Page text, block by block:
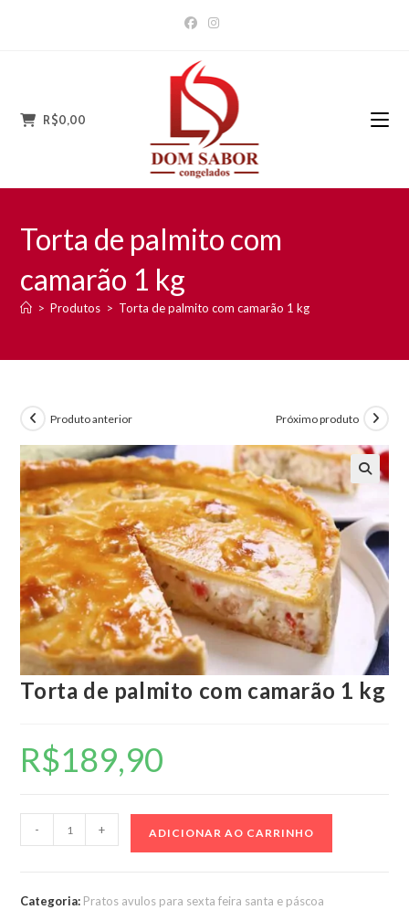
R$0,00
Torta de palmito com
camarão 1 kg
> Produtos > Torta de palmito com camarão 1 kg
Produto anterior Próximo produto
🔍
Torta de palmito com camarão 1 kg
R$189,90
de
- + ADICIONAR AO CARRINHO
Categoria: Pratos avulos para sexta feira santa e páscoa